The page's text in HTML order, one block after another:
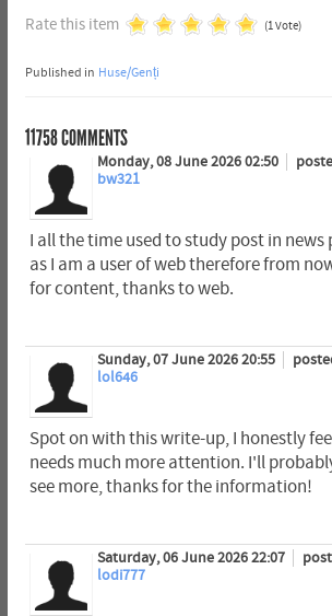
Rate this item (1 Vote)
Published in Huse/Genți
11758COMMENTS
Monday, 08 June 2026 02:50
bw321
I all the time used to study post in news
as I am a user of web therefore from
for content, thanks to web.
Sunday, 07 June 2026 20:55
lol646
Spot on with this write-up, I honestly
needs much more attention. I'll
see more, thanks for the information!
Saturday, 06 June 2026 22:07
lodi777